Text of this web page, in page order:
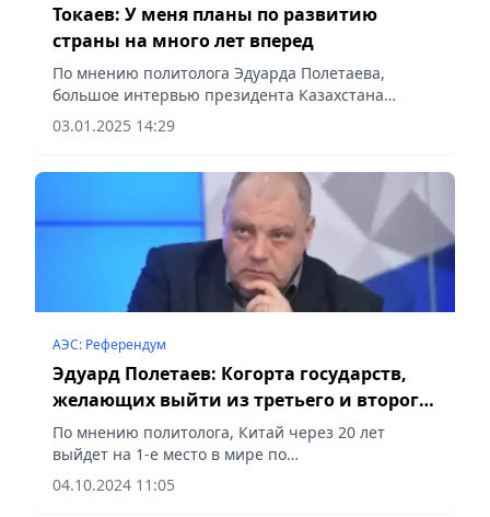
Токаев: У меня планы по развитию
страны на много лет вперед
По мнению политолога Эдуарда Полетаева,
большое интервью президента Казахстана
Касым-Жомарта Токаева газете Ana tili стало
важным медиасобытием начала 2025 года,
03.01.2025 14:29
АЭС: Референдум
Эдуард Полетаев: Когорта государств,
желающих выйти из третьего и второго
миров в первый, расширяется
По мнению политолога, Китай через 20 лет
выйдет на 1-е место в мире по
производительности атомной энергии,
сообщает Vecher.kz.
04.10.2024 11:05